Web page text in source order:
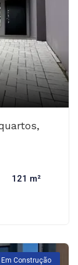
121 m²
Em Construção